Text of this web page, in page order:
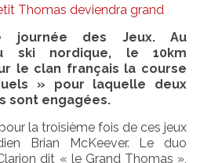
journée des Jeux. Au
ski nordique, le 10km
le clan français la course
» pour laquelle deux
sont engagées.
la troisième fois de ces jeux
Brian McKeever. Le duo
dit « le Grand Thomas »,